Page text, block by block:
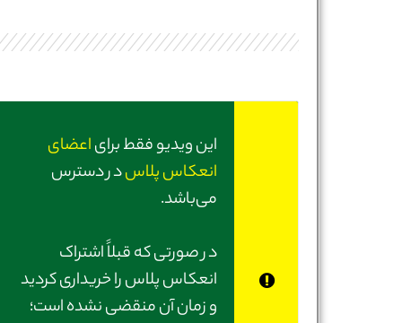
این ویدیو فقط برایاعضای
انعکاس پلاسدر دسترس
می‌باشد.
در صورتی‌ که قبلاً اشتراک
انعکاس پلاس را خریداری کردید
و زمان آن منقضی نشده است؛